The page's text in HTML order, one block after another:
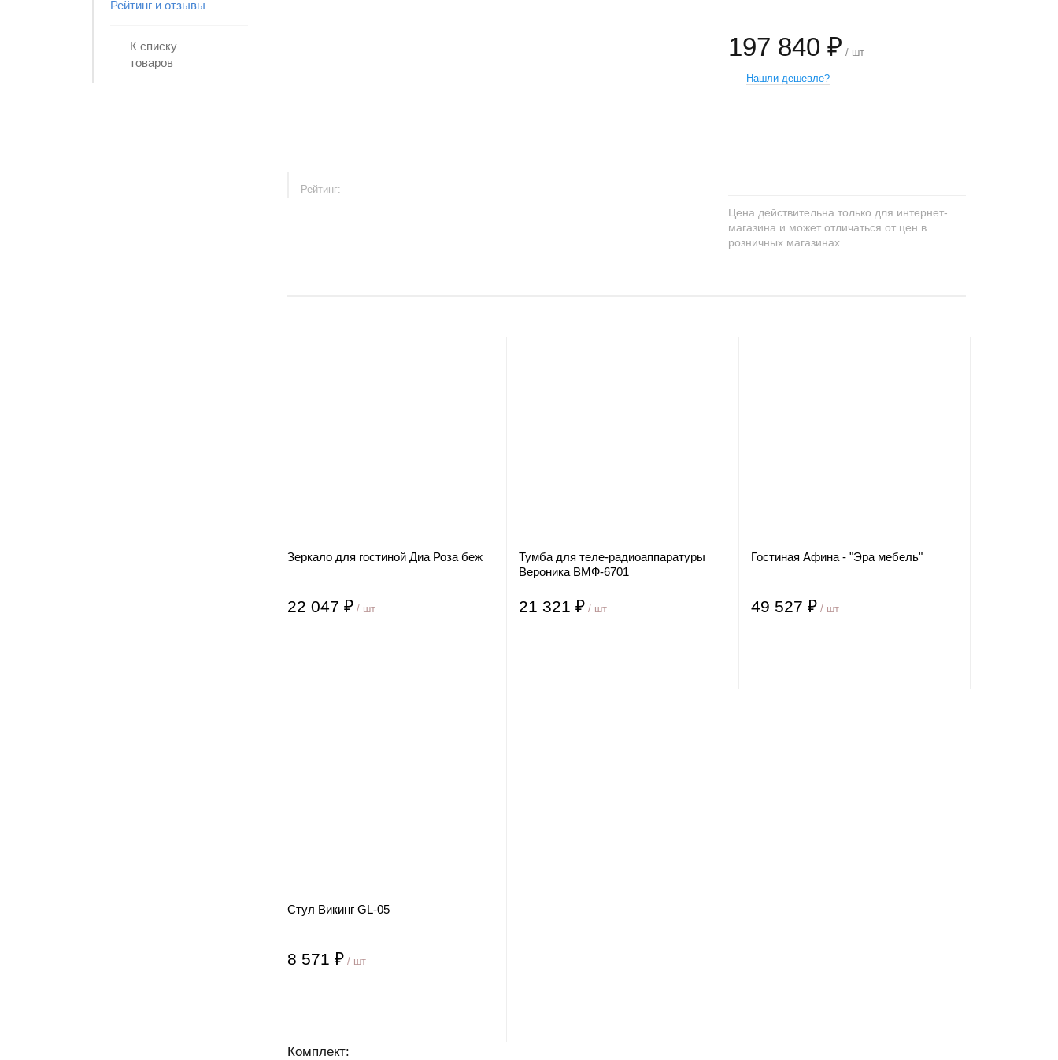
Рейтинг и отзывы
К списку
товаров
Рейтинг:
197 840 ₽ / шт
Нашли дешевле?
Цена действительна только для интернет-
магазина и может отличаться от цен в
розничных магазинах.
Зеркало для гостиной Диа Роза беж
22 047 ₽ / шт
Тумба для теле-радиоаппаратуры
Вероника ВМФ-6701
21 321 ₽ / шт
Гостиная Афина - "Эра мебель"
49 527 ₽/ шт
Стул Викинг GL-05
8 571 ₽ / шт
Комплект: